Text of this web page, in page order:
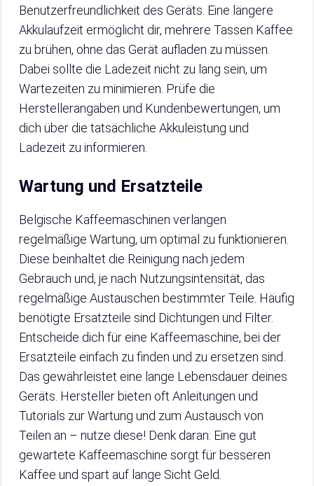
Benutzerfreundlichkeit des Geräts. Eine längere
Akkulaufzeit ermöglicht dir, mehrere Tassen Kaffee
zu brühen, ohne das Gerät aufladen zu müssen.
Dabei sollte die Ladezeit nicht zu lang sein, um
Wartezeiten zu minimieren. Prüfe die
Herstellerangaben und Kundenbewertungen, um
dich über die tatsächliche Akkuleistung und
Ladezeit zu informieren.
Wartung und Ersatzteile
Belgische Kaffeemaschinen verlangen
regelmäßige Wartung, um optimal zu funktionieren.
Diese beinhaltet die Reinigung nach jedem
Gebrauch und, je nach Nutzungsintensität, das
regelmäßige Austauschen bestimmter Teile. Häufig
benötigte Ersatzteile sind Dichtungen und Filter.
Entscheide dich für eine Kaffeemaschine, bei der
Ersatzteile einfach zu finden und zu ersetzen sind.
Das gewährleistet eine lange Lebensdauer deines
Geräts. Hersteller bieten oft Anleitungen und
Tutorials zur Wartung und zum Austausch von
Teilen an – nutze diese! Denk daran: Eine gut
gewartete Kaffeemaschine sorgt für besseren
Kaffee und spart auf lange Sicht Geld.